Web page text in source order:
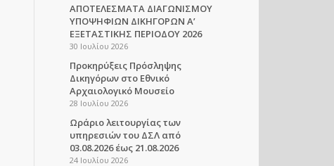
ΑΠΟΤΕΛΕΣΜΑΤΑ ΔΙΑΓΩΝΙΣΜΟΥ
ΥΠΟΨΗΦΙΩΝ ΔΙΚΗΓΟΡΩΝ Α’
ΕΞΕΤΑΣΤΙΚΗΣ ΠΕΡΙΟΔΟΥ 2026
30 Ιουλίου 2026
Προκηρύξεις Πρόσληψης
Δικηγόρων στο Εθνικό
Αρχαιολογικό Μουσείο
28 Ιουλίου 2026
Ωράριο λειτουργίας των
υπηρεσιών του ΔΣΛ από
03.08.2026 έως 21.08.2026
24 Ιουλίου 2026